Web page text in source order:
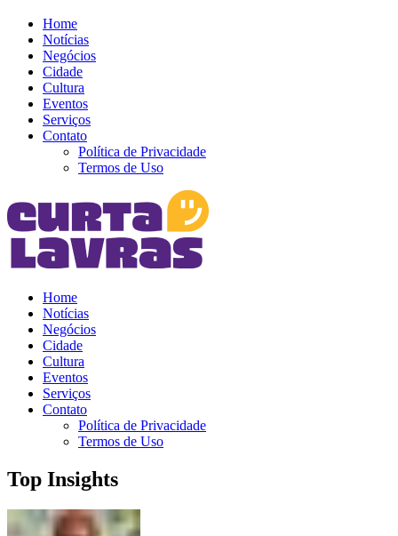
Home
Notícias
Negócios
Cidade
Cultura
Eventos
Serviços
Contato
Política de Privacidade
Termos de Uso
Home
Notícias
Negócios
Cidade
Cultura
Eventos
Serviços
Contato
Política de Privacidade
Termos de Uso
Top Insights